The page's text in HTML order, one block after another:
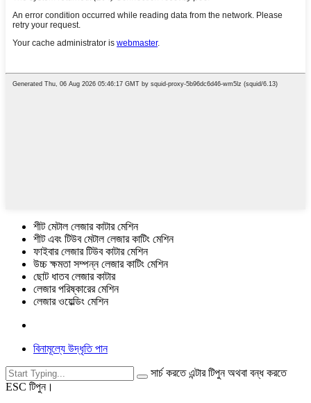
শীট মেটাল লেজার কাটার মেশিন
শীট এবং টিউব মেটাল লেজার কাটিং মেশিন
ফাইবার লেজার টিউব কাটার মেশিন
উচ্চ ক্ষমতা সম্পন্ন লেজার কাটিং মেশিন
ছোট ধাতব লেজার কাটার
লেজার পরিষ্কারের মেশিন
লেজার ওয়েল্ডিং মেশিন
বিনামূল্যে উদ্ধৃতি পান
সার্চ করতে এন্টার টিপুন অথবা বন্ধ করতে
ESC টিপুন।